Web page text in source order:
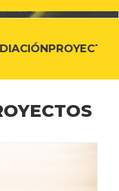
PROYECTOS